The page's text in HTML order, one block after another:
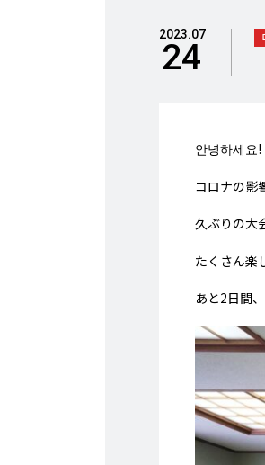
2023.07
24
안녕하세요!
コロナの影
久ぶりの大
たくさん楽
あと2日間